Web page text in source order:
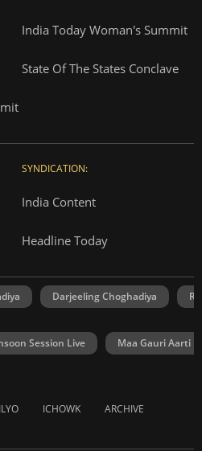
India Today Woman's Summit
State Of The States Conclave
SYNDICATION:
India Content
Headline Today
Darjeeling Choghadiya
Session Live Maa Gauri Aarti
ICHOWK ARCHIVE